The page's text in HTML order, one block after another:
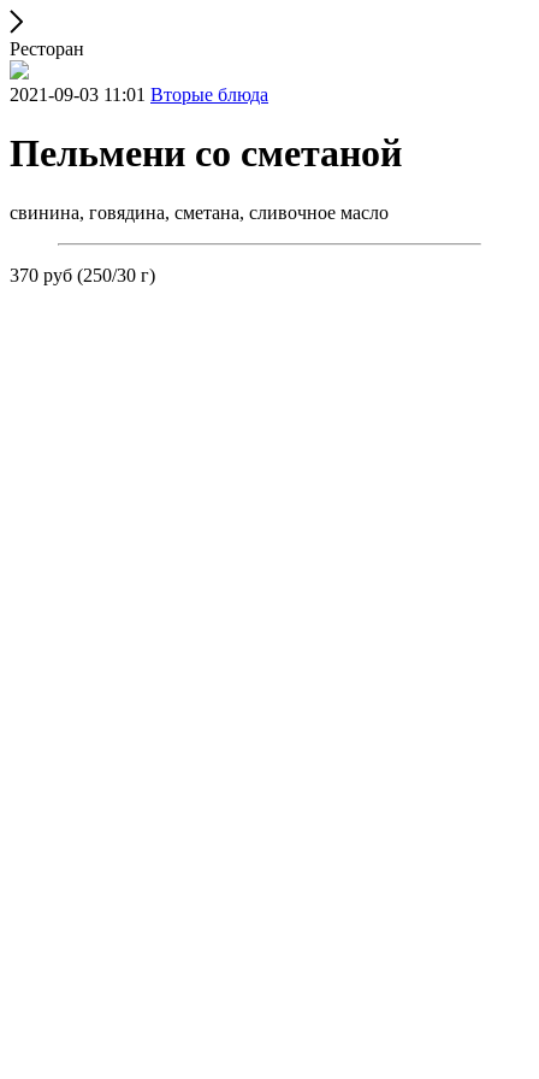
Ресторан
2021-09-03 11:01 Вторые блюда
Пельмени со сметаной
свинина, говядина, сметана, сливочное масло
370 руб (250/30 г)